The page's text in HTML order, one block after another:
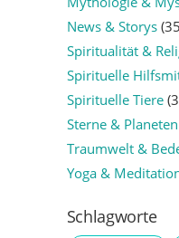
News & Storys
Spiritualität &
Spirituelle
Spirituelle Tiere
Sterne & Planeten
Traumwelt &
Yoga &
Schlagworte